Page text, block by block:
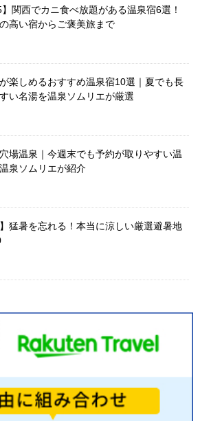
】関西でカニ食べ放題がある温泉宿6選！
高い宿からご褒美旅まで
楽しめるおすすめ温泉宿10選｜夏でも長
い名湯を温泉ソムリエが厳選
場温泉｜今週末でも予約が取りやすい温
泉ソムリエが紹介
】猛暑を忘れる！本当に涼しい厳選避暑地